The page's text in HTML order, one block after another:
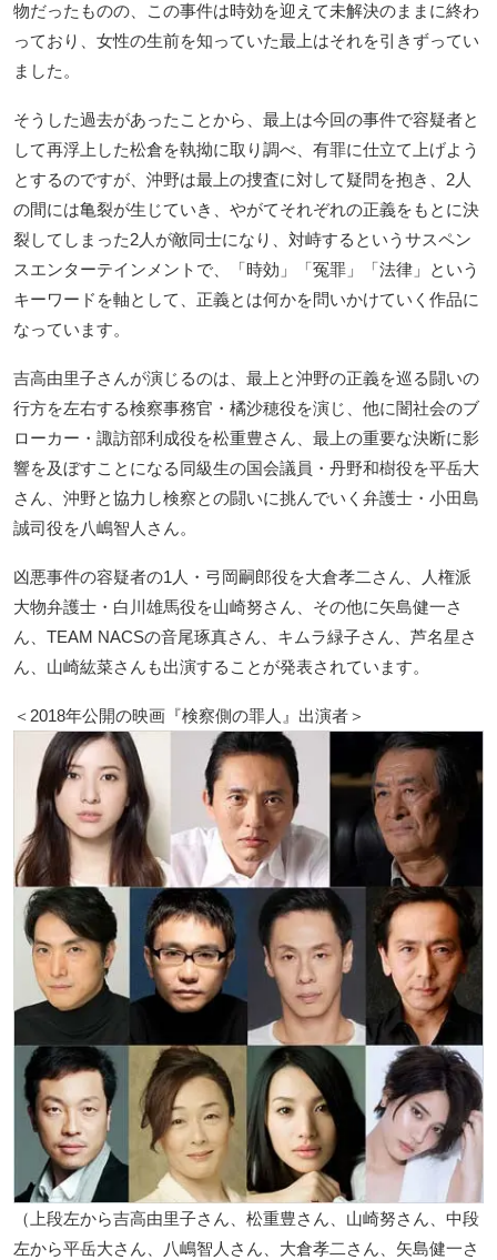
物だったものの、この事件は時効を迎えて未解決のままに終わ
っており、女性の生前を知っていた最上はそれを引きずってい
ました。
そうした過去があったことから、最上は今回の事件で容疑者と
して再浮上した松倉を執拗に取り調べ、有罪に仕立て上げよう
とするのですが、沖野は最上の捜査に対して疑問を抱き、2人
の間には亀裂が生じていき、やがてそれぞれの正義をもとに決
裂してしまった2人が敵同士になり、対峙するというサスペン
スエンターテインメントで、「時効」「冤罪」「法律」という
キーワードを軸として、正義とは何かを問いかけていく作品に
なっています。
吉高由里子さんが演じるのは、最上と沖野の正義を巡る闘いの
行方を左右する検察事務官・橘沙穂役を演じ、他に闇社会のブ
ローカー・諏訪部利成役を松重豊さん、最上の重要な決断に影
響を及ぼすことになる同級生の国会議員・丹野和樹役を平岳大
さん、沖野と協力し検察との闘いに挑んでいく弁護士・小田島
誠司役を八嶋智人さん。
凶悪事件の容疑者の1人・弓岡嗣郎役を大倉孝二さん、人権派
大物弁護士・白川雄馬役を山崎努さん、その他に矢島健一さ
ん、TEAM NACSの音尾琢真さん、キムラ緑子さん、芦名星さ
ん、山崎紘菜さんも出演することが発表されています。
＜2018年公開の映画『検察側の罪人』出演者＞
（上段左から吉高由里子さん、松重豊さん、山崎努さん、中段
左から平岳大さん、八嶋智人さん、大倉孝二さん、矢島健一さ